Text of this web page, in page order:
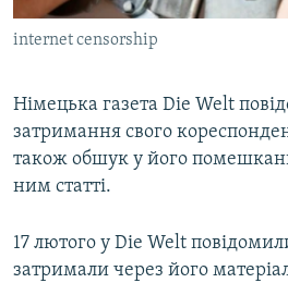
УКРАЇНСЬКА ПРОБЛЕМА КРИМУ
ІНФОГРАФІКА
ДОЛУЧАЙСЯ!
Усі сайти RFE/RL
internet censorship
Німецька газета Die Welt
затримання свого
також обшук у його
ним статті.
17 лютого у Die Welt
затримали через його